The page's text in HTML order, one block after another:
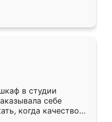
Ренессанс
работу!
в студии
себе
когда качеством